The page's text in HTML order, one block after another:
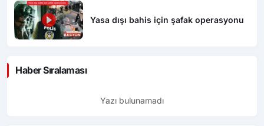
Yasa dışı bahis için şafak operasyonu
Haber Sıralaması
Yazı bulunamadı